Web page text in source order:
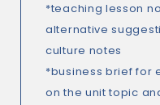
*teaching lesson
alternative
culture notes
*business brief for
on the unit topic